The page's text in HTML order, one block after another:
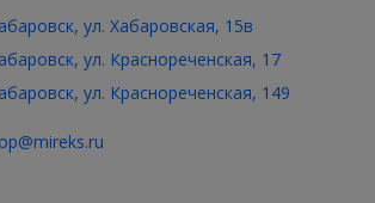
ул. Хабаровская, 15в
ул. Краснореченская, 17
ул. Краснореченская, 149